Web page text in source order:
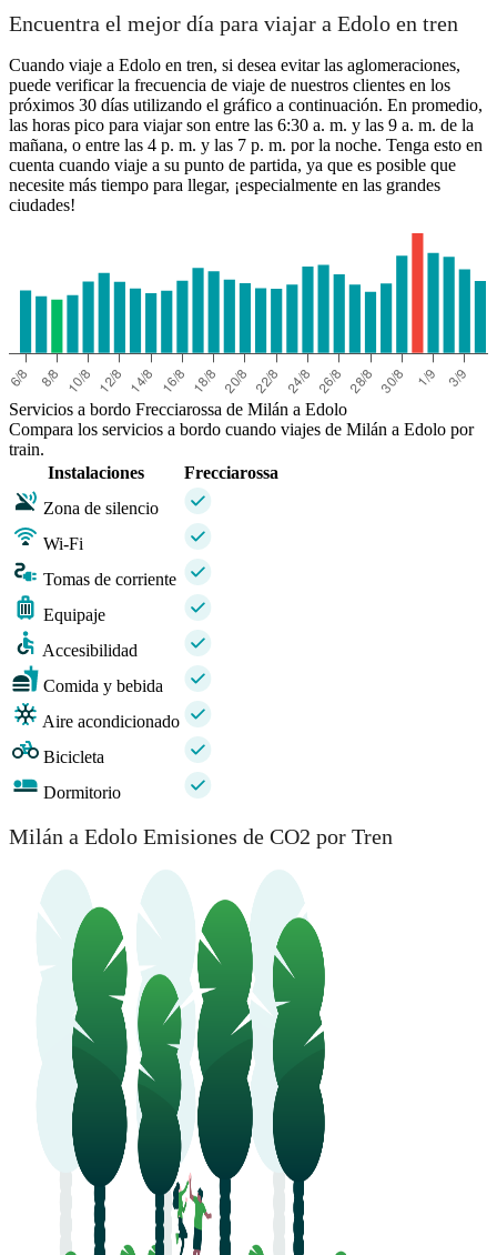
Encuentra el mejor día para viajar a Edolo en tren
Cuando viaje a Edolo en tren, si desea evitar las aglomeraciones,
puede verificar la frecuencia de viaje de nuestros clientes en los
próximos 30 días utilizando el gráfico a continuación. En promedio,
las horas pico para viajar son entre las 6:30 a. m. y las 9 a. m. de la
mañana, o entre las 4 p. m. y las 7 p. m. por la noche. Tenga esto en
cuenta cuando viaje a su punto de partida, ya que es posible que
necesite más tiempo para llegar, ¡especialmente en las grandes
ciudades!
Servicios a bordo Frecciarossa de Milán a Edolo
Compara los servicios a bordo cuando viajes de Milán a Edolo por
train.
Instalaciones
Frecciarossa
Zona de silencio
Wi-Fi
Tomas de corriente
Equipaje
Accesibilidad
Comida y bebida
Aire acondicionado
Bicicleta
Dormitorio
Milán a Edolo Emisiones de CO2 por Tren